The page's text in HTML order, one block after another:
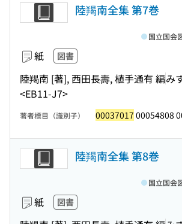
陸羯南全集 第7巻
紙 図書
陸羯南 [著], 西田長壽, 植手通有 編み
<EB11-J7>
国立国会
著者標目（識別子） 00037017 00054808
陸羯南全集 第8巻
紙 図書
国立国会